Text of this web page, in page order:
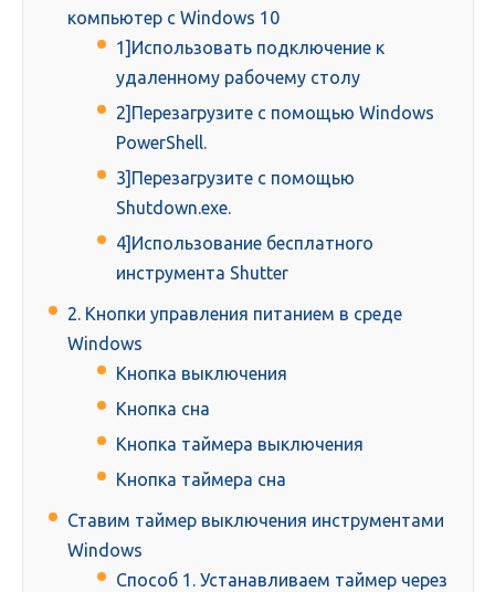
компьютер с Windows 10
1]Использовать подключение к
удаленному рабочему столу
2]Перезагрузите с помощью Windows
PowerShell.
3]Перезагрузите с помощью
Shutdown.exe.
4]Использование бесплатного
инструмента Shutter
2. Кнопки управления питанием в среде
Windows
Кнопка выключения
Кнопка сна
Кнопка таймера выключения
Кнопка таймера сна
Ставим таймер выключения инструментами
Windows
Способ 1. Устанавливаем таймер через